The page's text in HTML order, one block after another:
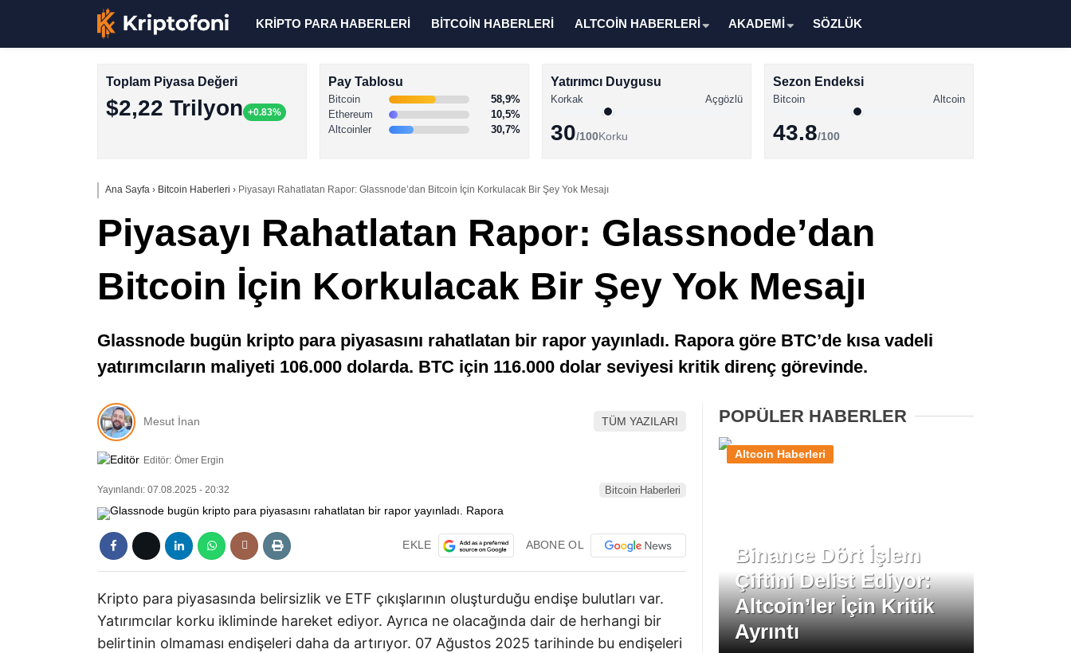
KRİPTO PARA HABERLERİ BİTCOİN HABERLERİ ALTCOİN HABERLERİ AKADEMİ SÖZLÜK
Toplam Piyasa Değeri
$2,22 Trilyon +0.83%
Pay Tablosu
Bitcoin
58,9%
Ethereum
10,5%
Altcoinler
30,7%
Yatırımcı Duygusu
Korkak Açgözlü
30/100Korku
Sezon Endeksi
Bitcoin Altcoin
43.8/100
Ana Sayfa › Bitcoin Haberleri › Piyasayı Rahatlatan Rapor: Glassnode’dan Bitcoin İçin Korkulacak Bir Şey Yok Mesajı
Piyasayı Rahatlatan Rapor: Glassnode’dan
Bitcoin İçin Korkulacak Bir Şey Yok Mesajı
Glassnode bugün kripto para piyasasını rahatlatan bir rapor yayınladı. Rapora göre BTC’de kısa vadeli
yatırımcıların maliyeti 106.000 dolarda. BTC için 116.000 dolar seviyesi kritik direnç görevinde.
Mesut İnan TÜM YAZILARI
Editör: Ömer Ergin
Yayınlandı: 07.08.2025 - 20:32 Bitcoin Haberleri
EKLE ABONE OL
Kripto para piyasasında belirsizlik ve ETF çıkışlarının oluşturduğu endişe bulutları var.
Yatırımcılar korku ikliminde hareket ediyor. Ayrıca ne olacağında dair de herhangi bir
belirtinin olmaması endişeleri daha da artırıyor. 07 Ağustos 2025 tarihinde bu endişeleri
POPÜLER HABERLER
Binance Dört İşlem
Çiftini Delist Ediyor:
Altcoin’ler İçin Kritik
Ayrıntı
Altcoin Haberleri